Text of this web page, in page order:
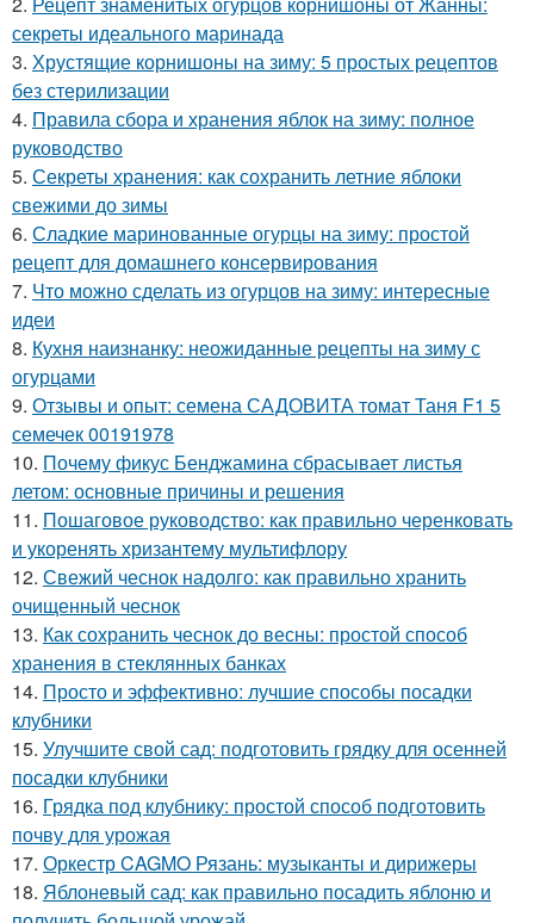
секреты идеального маринада
3. Хрустящие корнишоны на зиму: 5 простых рецептов
без стерилизации
4. Правила сбора и хранения яблок на зиму: полное
руководство
5. Секреты хранения: как сохранить летние яблоки
свежими до зимы
6. Сладкие маринованные огурцы на зиму: простой
рецепт для домашнего консервирования
7. Что можно сделать из огурцов на зиму: интересные
идеи
8. Кухня наизнанку: неожиданные рецепты на зиму с
огурцами
9. Отзывы и опыт: семена САДОВИТА томат Таня F1 5
семечек 00191978
10. Почему фикус Бенджамина сбрасывает листья
летом: основные причины и решения
11. Пошаговое руководство: как правильно черенковать
и укоренять хризантему мультифлору
12. Свежий чеснок надолго: как правильно хранить
очищенный чеснок
13. Как сохранить чеснок до весны: простой способ
хранения в стеклянных банках
14. Просто и эффективно: лучшие способы посадки
клубники
15. Улучшите свой сад: подготовить грядку для осенней
посадки клубники
16. Грядка под клубнику: простой способ подготовить
почву для урожая
17. Оркестр CAGMO Рязань: музыканты и дирижеры
18. Яблоневый сад: как правильно посадить яблоню и